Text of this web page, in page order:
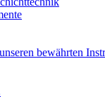
bewährten